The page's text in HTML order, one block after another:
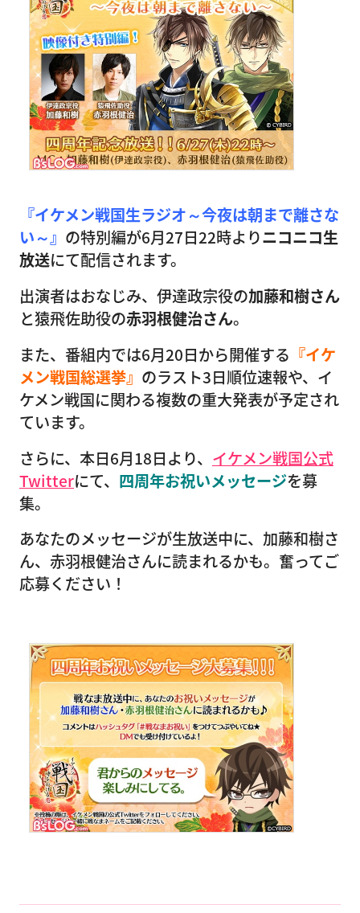
『イケメン戦国生ラジオ～今夜は朝まで離さな
い～』 の特別編が6月27日22時よりニコニコ生
放送にて配信されます。
出演者はおなじみ、伊達政宗役の加藤和樹さん
と猿飛佐助役の赤羽根健治さん。
また、番組内では6月20日から開催する 『イケ
メン戦国総選挙』 のラスト3日順位速報や、イ
ケメン戦国に関わる複数の重大発表が予定され
ています。
さらに、本日6月18日より、 イケメン戦国公式
Twitterにて、 四周年お祝いメッセージを募
集。
あなたのメッセージが生放送中に、加藤和樹さ
ん、赤羽根健治さんに読まれるかも。奮ってご
応募ください！